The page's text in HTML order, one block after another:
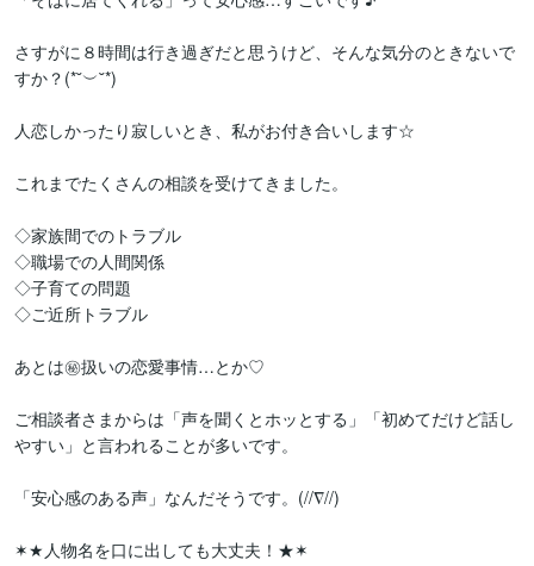
さすがに８時間は行き過ぎだと思うけど、そんな気分のときないで
すか？(*˘︶˘*)
人恋しかったり寂しいとき、私がお付き合いします☆
これまでたくさんの相談を受けてきました。
◇家族間でのトラブル
◇職場での人間関係
◇子育ての問題
◇ご近所トラブル
あとは㊙扱いの恋愛事情…とか♡
ご相談者さまからは「声を聞くとホッとする」「初めてだけど話し
やすい」と言われることが多いです。
「安心感のある声」なんだそうです。(//∇//)
✶★人物名を口に出しても大丈夫！★✶